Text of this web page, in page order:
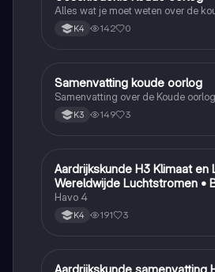
Alles wat je moet weten over de
K4 142 0
Geschiedenis
Samenvatting koude oorlog
Samenvatting over de Koude oorlog
K3 149 3
Aardrijkskunde
Aardrijkskunde H3 Klimaat en
Wereldwijde Luchtstromen •
Havo 4
K4 191 3
Aardrijkskunde